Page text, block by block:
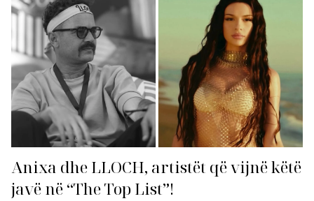
Anixa dhe LLOCH, artistët që vijnë këtë
javë në “The Top List”!